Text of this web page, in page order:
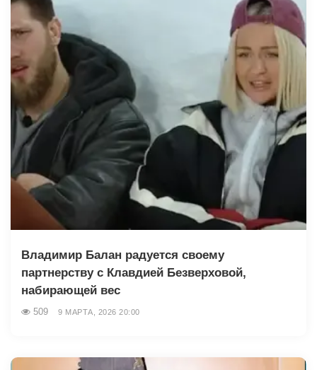
Владимир Балан радуется своему
партнерству с Клавдией Безверховой,
набирающей вес
509 9 МАРТА, 2026 20:00